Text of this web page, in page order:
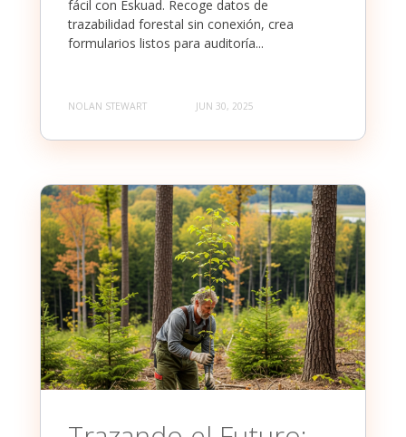
fácil con Eskuad. Recoge datos de
trazabilidad forestal sin conexión, crea
formularios listos para auditoría...
NOLAN STEWART JUN 30, 2025